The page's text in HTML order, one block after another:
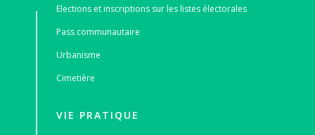
Elections et inscriptions sur les listes électorales
Pass communautaire
Urbanisme
Cimetière
VIE PRATIQUE